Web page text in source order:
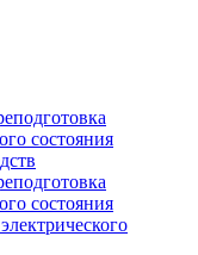
состояния
состояния